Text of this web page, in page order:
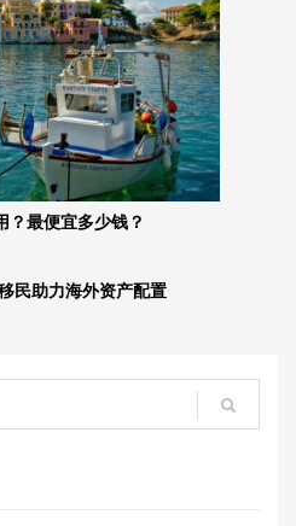
？最便宜多少钱？
民助力海外资产配置